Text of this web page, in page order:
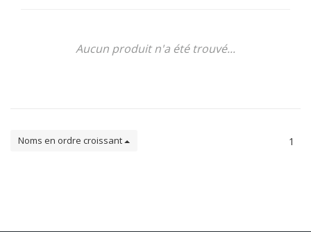
Aucun produit n'a été trouvé...
Noms en ordre croissant 1